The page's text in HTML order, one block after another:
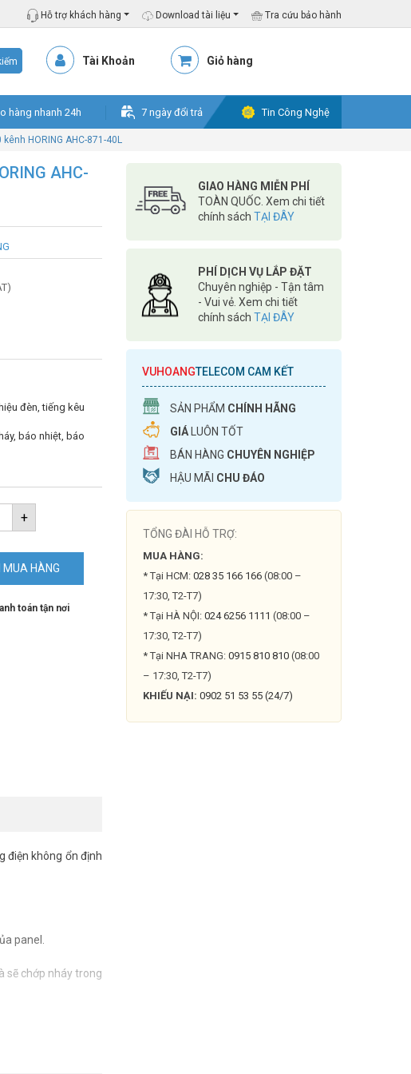
Hỗ trợ khách hàng Download tài liệu Tra cứu bảo hành
Tài Khoản Giỏ hàng
hàng nhanh 24h 7 ngày đổi trả Tin Công Nghệ
HORING AHC-871-40L
AHC-
đèn, tiếng kêu
báo nhiệt, báo
+
MUA HÀNG
toán tận nơi
điện không ổn định
panel.
sẽ chớp nháy trong
GIAO HÀNG MIỄN PHÍ
TOÀN QUỐC. Xem chi tiết
chính sách TẠI ĐÂY
PHÍ DỊCH VỤ LẮP ĐẶT
Chuyên nghiệp - Tận tâm
- Vui vẻ. Xem chi tiết
chính sách TẠI ĐÂY
VUHOANGTELECOM CAM KẾT
SẢN PHẨM CHÍNH HÃNG
GIÁ LUÔN TỐT
BÁN HÀNG CHUYÊN NGHIỆP
HẬU MÃI CHU ĐÁO
TỔNG ĐÀI HỖ TRỢ:
MUA HÀNG:
* Tại HCM: 028 35 166 166 (08:00 –
17:30, T2-T7)
* Tại HÀ NỘI: 024 6256 1111 (08:00 –
17:30, T2-T7)
* Tại NHA TRANG: 0915 810 810 (08:00
– 17:30, T2-T7)
KHIẾU NẠI: 0902 51 53 55 (24/7)